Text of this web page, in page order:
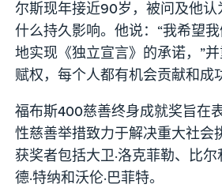
尔斯现年接近90岁，被问及他
什么持久影响。他说：“我希望
地实现《独立宣言》的承诺，”
赋权，每个人都有机会贡献和成
福布斯400慈善终身成就奖旨在
性慈善举措致力于解决重大社会
获奖者包括大卫·洛克菲勒、比
德·特纳和沃伦·巴菲特。